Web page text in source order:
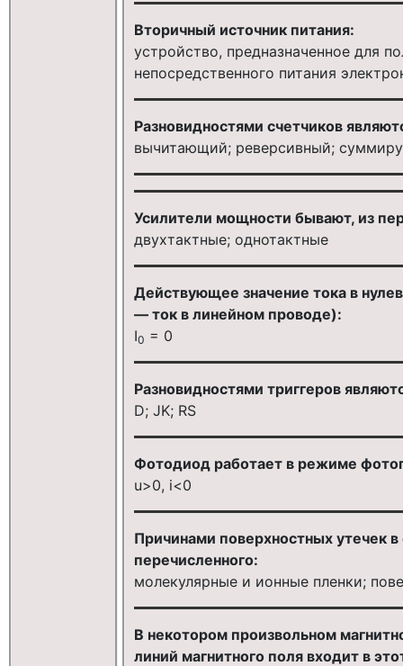
Вторичный источник питания:
устройство, предназначенное для
непосредственного питания
Разновидностями счетчиков
вычитающий; реверсивный;
Усилители мощности бывают, из
двухтактные; однотактные
Действующее значение тока в
— ток в линейном проводе):
I0 = 0
Разновидностями триггеров
D; JK; RS
Фотодиод работает в режиме
u>0, i<0
Причинами поверхностных утечек
перечисленного:
молекулярные и ионные пленки;
В некотором произвольном
линий магнитного поля входит в